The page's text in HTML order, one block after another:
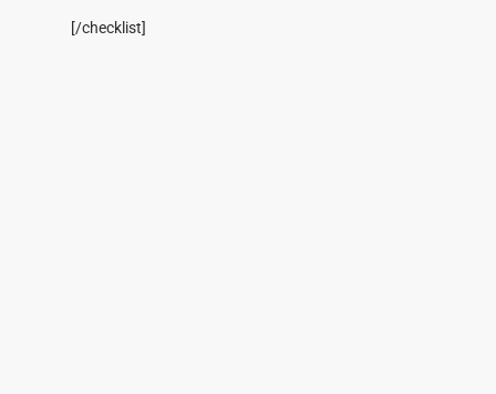
[/checklist]